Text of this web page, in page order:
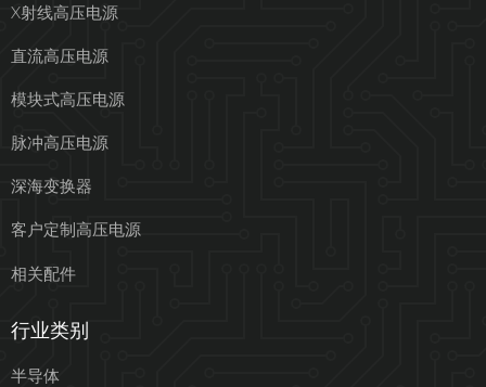
X射线高压电源
直流高压电源
模块式高压电源
脉冲高压电源
深海变换器
客户定制高压电源
相关配件
行业类别
半导体